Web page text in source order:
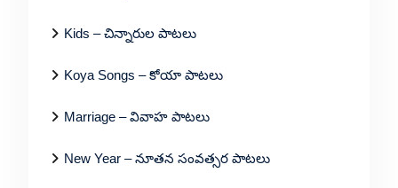
Kids – చిన్నారుల పాటలు
Koya Songs – కోయా పాటలు
Marriage – వివాహ పాటలు
New Year – నూతన సంవత్సర పాటలు